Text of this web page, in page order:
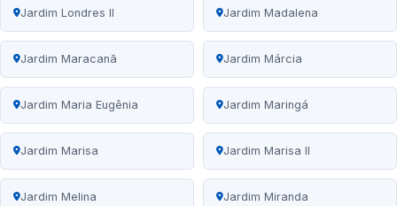
Jardim Londres II Jardim Madalena
Jardim Maracanã Jardim Márcia
Jardim Maria Eugênia Jardim Maringá
Jardim Marisa Jardim Marisa II
Jardim Melina Jardim Miranda